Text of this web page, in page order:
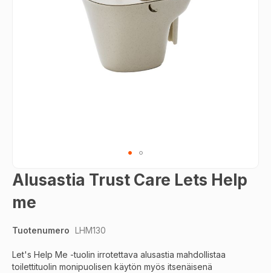
Skip
to
the
beginning
the
gallery
Alusastia Trust Care Lets Help
me
Tuotenumero LHM130
Let's Help Me -tuolin irrotettava alusastia mahdollistaa
toilettituolin monipuolisen käytön myös itsenäisenä